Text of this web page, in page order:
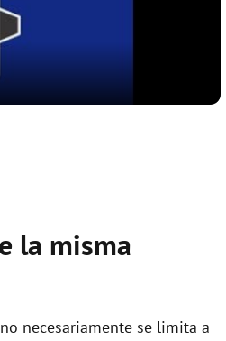
la misma
necesariamente se limita a